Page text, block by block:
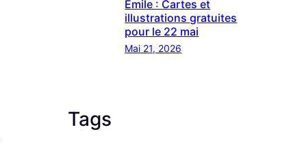
Émile : Cartes et
illustrations gratuites
pour le 22 mai
Mai 21, 2026
Tags